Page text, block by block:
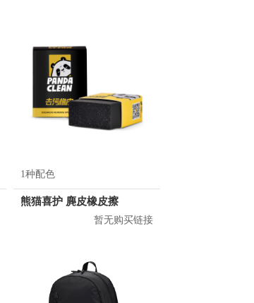
1种配色
熊猫喜护 麂皮橡皮擦
暂无购买链接